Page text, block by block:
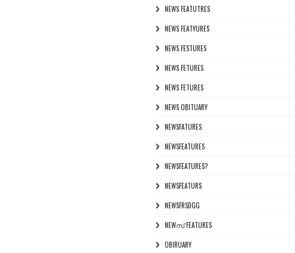
NEWS FEATUTRES
NEWS FEATYURES
NEWS FESTURES
NEWS FETURES
NEWS FETURES
NEWS OBITUARY
NEWSFATURES
NEWSFEATURES
NEWSFEATURES?
NEWSFEATURS
NEWSFRSDGG
NEWസ് FEATURES
OBIRUARY